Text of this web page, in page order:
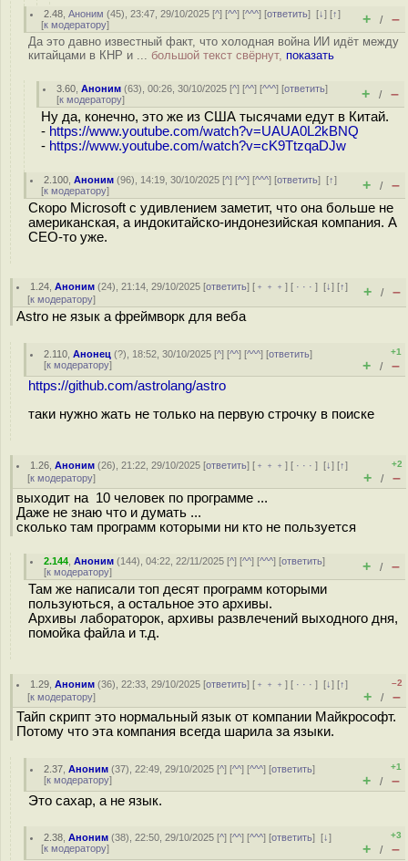
2.48 ,Аноним (45), 23:47, 29/10/2025 [^] [^^] [^^^] [ответить][↓] [↑]
[к модератору] + / –
Да это давно известный факт, что холодная война ИИ идёт между
китайцами в КНР и ... большой текст свёрнут, показать
3.60 ,Аноним (63), 00:26, 30/10/2025 [^] [^^] [^^^] [ответить]
[к модератору] + / –
Ну да, конечно, это же из США тысячами едут в Китай.
- https://www.youtube.com/watch?v=UAUA0L2kBNQ
- https://www.youtube.com/watch?v=cK9TtzqaDJw
2.100 ,Аноним (96), 14:19, 30/10/2025 [^] [^^] [^^^] [ответить][↑]
[к модератору] + / –
Скоро Microsoft с удивлением заметит, что она больше не
американская, а индокитайско-индонезийская компания. А
CEO-то уже.
1.24 ,Аноним (24), 21:14, 29/10/2025 [ответить] [ ﹢﹢﹢] [ · · ·][↓] [↑]
[к модератору] + / –
Astro не язык а фреймворк для веба
2.110 ,Анонец (?), 18:52, 30/10/2025 [^] [^^] [^^^] [ответить]
[к модератору]
+1
+ / –
https://github.com/astrolang/astro
таки нужно жать не только на первую строчку в поиске
1.26 ,Аноним (26), 21:22, 29/10/2025 [ответить] [ ﹢﹢﹢] [ · · ·][↓] [↑]
[к модератору]
+2
+ / –
выходит на 10 человек по программе ...
Даже не знаю что и думать ...
сколько там программ которыми ни кто не пользуется
2.144 ,Аноним (144), 04:22, 22/11/2025 [^] [^^] [^^^] [ответить]
[к модератору] + / –
Там же написали топ десят программ которыми
пользуються, а остальное это архивы.
Архивы лабораторок, архивы развлечений выходного дня,
помойка файла и т.д.
1.29 ,Аноним (36), 22:33, 29/10/2025 [ответить] [ ﹢﹢﹢] [ · · ·][↓] [↑]
[к модератору]
–2
+ / –
Тайп скрипт это нормальный язык от компании Майкрософт.
Потому что эта компания всегда шарила за языки.
2.37 ,Аноним (37), 22:49, 29/10/2025 [^] [^^] [^^^] [ответить]
[к модератору]
+1
+ / –
Это сахар, а не язык.
2.38 ,Аноним (38), 22:50, 29/10/2025 [^] [^^] [^^^] [ответить][↓]
[к модератору]
+3
+ / –